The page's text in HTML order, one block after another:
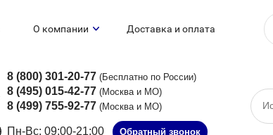
О компании Доставка и оплата
8 (800) 301-20-77 (Бесплатно по России)
8 (495) 015-42-77 (Москва и МО)
8 (499) 755-92-77 (Москва и МО)
Пн-Вс: 09:00-21:00 Обратный звонок